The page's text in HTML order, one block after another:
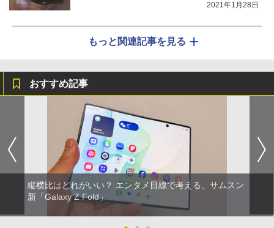
2021年1月28日
もっと関連記事を見る
おすすめ記事
縦横比はどれがいい？ エンタメ目線で考える、サムスン
新「Galaxy Z Fold」